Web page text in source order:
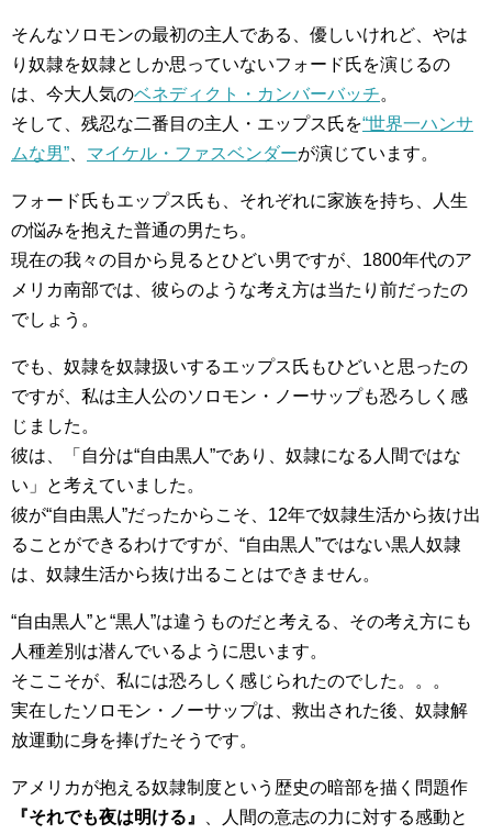
そんなソロモンの最初の主人である、優しいけれど、やは
り奴隷を奴隷としか思っていないフォード氏を演じるの
は、今大人気のベネディクト・カンバーバッチ。
そして、残忍な二番目の主人・エップス氏を“世界一ハンサ
ムな男”
マイケル・ファスベンダーが演じています。
フォード氏もエップス氏も、それぞれに家族を持ち、人生
の悩みを抱えた普通の男たち。
現在の我々の目から見るとひどい男ですが、1800年代のア
メリカ南部では、彼らのような考え方は当たり前だったの
でしょう。
でも、奴隷を奴隷扱いするエップス氏もひどいと思ったの
ですが、私は主人公のソロモン・ノーサップも恐ろしく感
じました。
彼は、「自分は“自由黒人”であり、奴隷になる人間ではな
い」と考えていました。
彼が“自由黒人”だったからこそ、12年で奴隷生活から抜け出
ることができるわけですが、“自由黒人”ではない黒人奴隷
は、奴隷生活から抜け出ることはできません。
“自由黒人”と“黒人”は違うものだと考える、その考え方にも
人種差別は潜んでいるように思います。
そここそが、私には恐ろしく感じられたのでした。。。
実在したソロモン・ノーサップは、救出された後、奴隷解
放運動に身を捧げたそうです。
アメリカが抱える奴隷制度という歴史の暗部を描く問題作
『それでも夜は明ける』
、人間の意志の力に対する感動と